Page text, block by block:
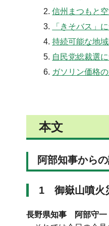
信州まつもと
「きそバス」
持続可能な地
自民党総裁選
ガソリン価格
本文
阿部知事から
1 御嶽山噴火
長野県知事 阿部守一